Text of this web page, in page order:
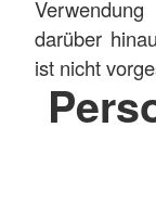
darüber
ist nicht